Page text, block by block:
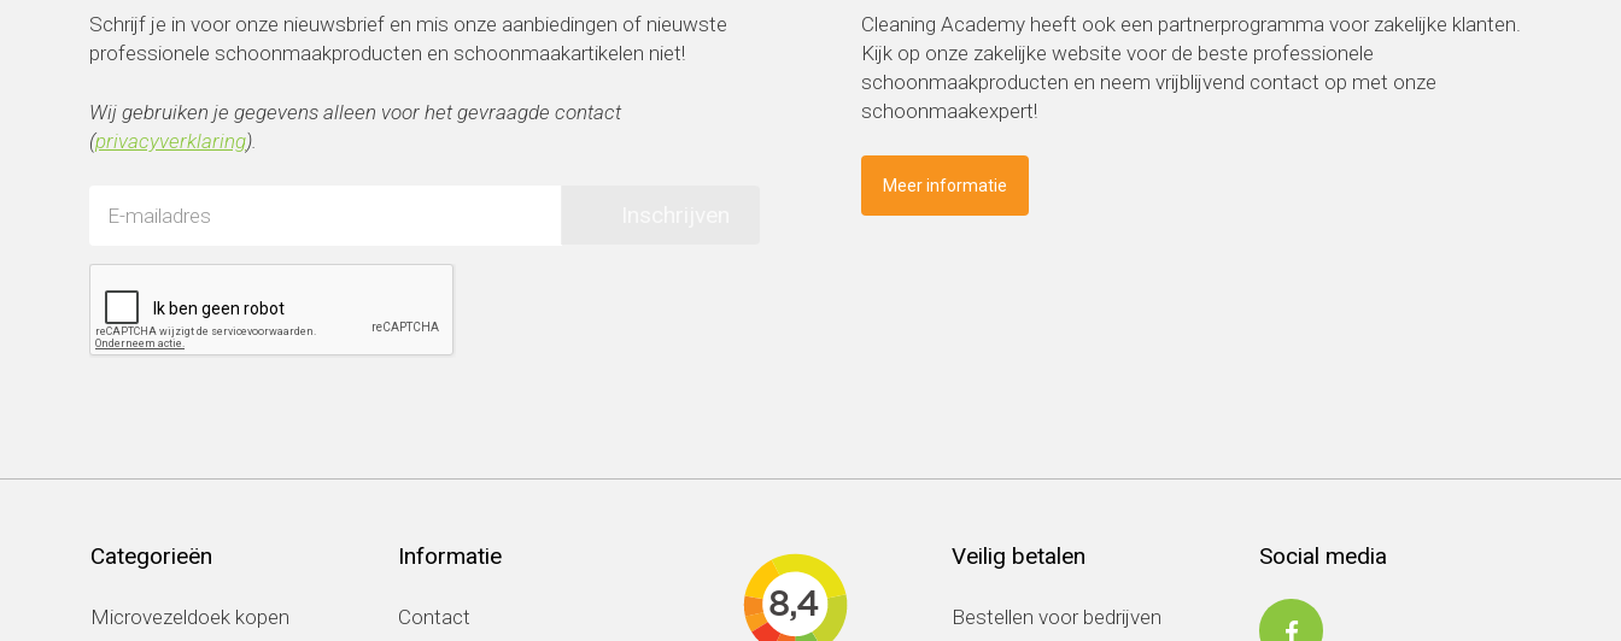
Schrijf je in voor onze nieuwsbrief en mis onze aanbiedingen of nieuwste
professionele schoonmaakproducten en schoonmaakartikelen niet!
Wij gebruiken je gegevens alleen voor het gevraagde contact
(privacyverklaring).
Cleaning Academy heeft ook een partnerprogramma voor zakelijke klanten.
Kijk op onze zakelijke website voor de beste professionele
schoonmaakproducten en neem vrijblijvend contact op met onze
schoonmaakexpert!
Meer informatie
Categorieën
Microvezeldoek kopen
Informatie
Contact
Veilig betalen
Bestellen voor bedrijven
Social media